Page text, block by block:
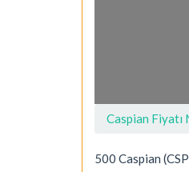
Caspian Fiyatı
500 Caspian